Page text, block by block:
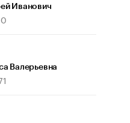
Иванович
Валерьевна